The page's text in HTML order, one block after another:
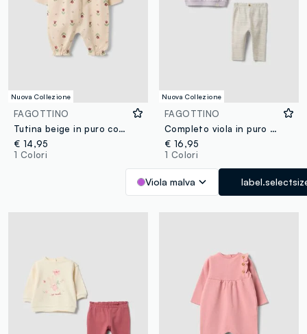
Nuova Collezione
FAGOTTINO
Tutina beige in puro cotone organico con stampa floreale per neonata
€ 14,95
1 Colori
Nuova Collezione
FAGOTTINO
Completo viola in puro cotone organico con felpa e leggings per neonata
€ 16,95
1 Colori
Viola malva